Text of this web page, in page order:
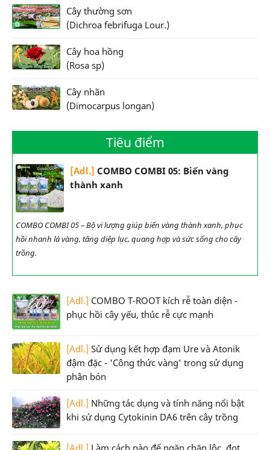
Cây thường sơn
(Dichroa febrifuga Lour.)
Cây hoa hồng
(Rosa sp)
Cây nhãn
(Dimocarpus longan)
Tiêu điểm
[Adl.] COMBO COMBI 05: Biến vàng
thành xanh
COMBO COMBI 05 – Bộ vi lượng giúp biến vàng thành xanh, phục
hồi nhanh lá vàng, tăng diệp lục, quang hợp và sức sống cho cây
trồng.
[Adl.] COMBO T-ROOT kích rễ toàn diện -
phục hồi cây yếu, thúc rễ cực mạnh
[Adl.] Sử dụng kết hợp đạm Ure và Atonik
đậm đặc - 'Công thức vàng' trong sử dụng
phân bón
[Adl.] Những tác dụng và tính năng nổi bật
khi sử dụng Cytokinin DA6 trên cây trồng
[Adl.] Làm cách nào để ngăn chặn lộc, đọt